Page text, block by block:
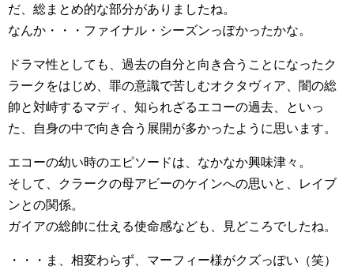
だ、総まとめ的な部分がありましたね。
なんか・・・ファイナル・シーズンっぽかったかな。
ドラマ性としても、過去の自分と向き合うことになったク
ラークをはじめ、罪の意識で苦しむオクタヴィア、闇の総
帥と対峙するマディ、知られざるエコーの過去、といっ
た、自身の中で向き合う展開が多かったように思います。
エコーの幼い時のエピソードは、なかなか興味津々。
そして、クラークの母アビーのケインへの思いと、レイブ
ンとの関係。
ガイアの総帥に仕える使命感なども、見どころでしたね。
・・・ま、相変わらず、マーフィー様がクズっぽい（笑）